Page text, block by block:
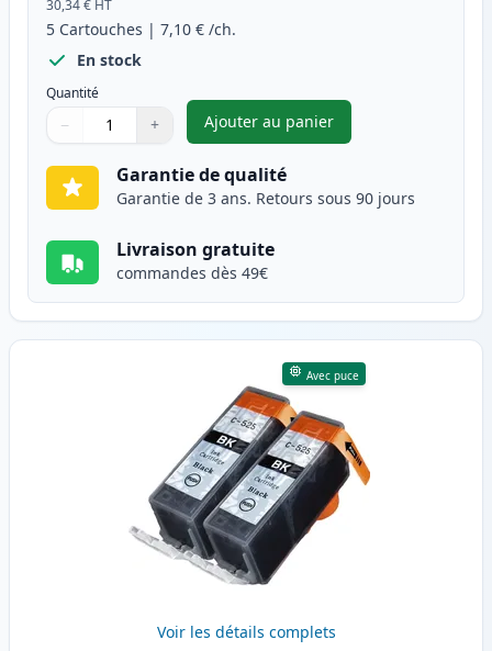
30,34 € HT
5 Cartouches | 7,10 € /ch.
En stock
Quantité
Quantité
Utilisez les boutons pour ajuster
− +
Quantité
Ajouter au panier
,Pack de 5 Canon PGI-525 &
Garantie de qualité
Garantie de 3 ans. Retours sous 90 jours
Livraison gratuite
commandes dès 49€
Avec puce
Voir les détails complets